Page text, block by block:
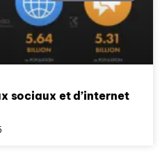
sociaux et d’internet